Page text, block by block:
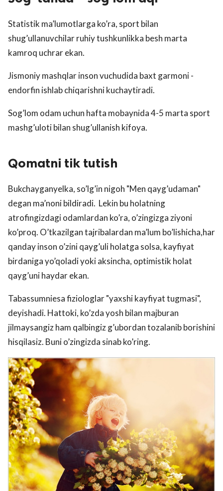
Statistik ma’lumotlarga ko’ra, sport bilan
shug’ullanuvchilar ruhiy tushkunlikka besh marta
kamroq uchrar ekan.
Jismoniy mashqlar inson vuchudida baxt garmoni -
endorfin ishlab chiqarishni kuchaytiradi.
Sog’lom odam uchun hafta mobaynida 4-5 marta sport
mashg’uloti bilan shug’ullanish kifoya.
Qomatni tik tutish
Bukchayganyelka, so’lg’in nigoh "Men qayg’udaman"
degan ma’noni bildiradi. Lekin bu holatning
atrofingizdagi odamlardan ko’ra, o’zingizga ziyoni
ko’proq. O’tkazilgan tajribalardan ma’lum bo’lishicha,har
qanday inson o’zini qayg’uli holatga solsa, kayfiyat
birdaniga yo’qoladi yoki aksincha, optimistik holat
qayg’uni haydar ekan.
Tabassumniesa fiziologlar "yaxshi kayfiyat tugmasi",
deyishadi. Hattoki, ko’zda yosh bilan majburan
jilmaysangiz ham qalbingiz g’ubordan tozalanib borishini
hisqilasiz. Buni o’zingizda sinab ko’ring.